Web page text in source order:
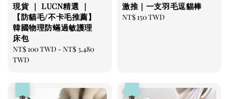
現貨 ｜ LUCN精選 ｜
【防貓毛/不卡毛推薦】
韓國物理防蟎過敏護理
床包
Regular
price
NT$ 100 TWD - NT$ 3,480
TWD
激推｜一支羽毛逗貓棒
Regular
NT$ 150 TWD